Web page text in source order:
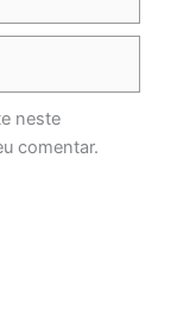
neste
comentar.